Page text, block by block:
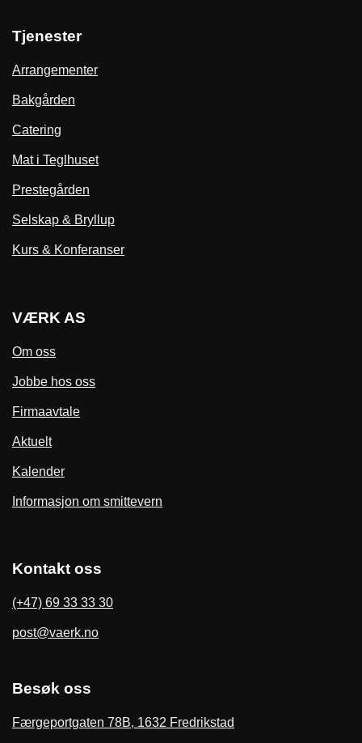
Tjenester
Arrangementer
Bakgården
Catering
Mat i Teglhuset
Prestegården
Selskap & Bryllup
Kurs & Konferanser
VÆRK AS
Om oss
Jobbe hos oss
Firmaavtale
Aktuelt
Kalender
Informasjon om smittevern
Kontakt oss
(+47) 69 33 33 30
post@vaerk.no
Besøk oss
Færgeportgaten 78B, 1632 Fredrikstad